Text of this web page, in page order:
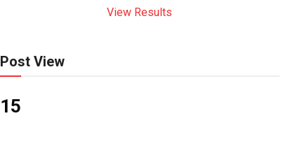
View Results
Post View
15